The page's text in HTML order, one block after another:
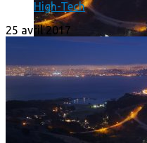
Print’Minute
Print'Minute
High-Tech
25 avril 2017